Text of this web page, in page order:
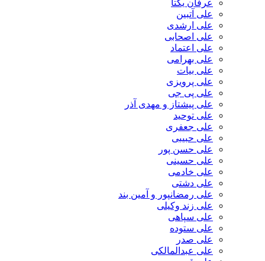
عرفان یکتا
علی آتبین
علی ارشدی
علی اصحابی
علی اعتماد
علی بهرامی
علی بیات
علی پرویزی
علی پی جی
علی پیشتاز و مهدی آذر
علی توحید
علی جعفری
علی حبیبی
علی حسن پور
علی حسینی
علی خادمی
علی دشتی
علی رمضانپور و آمین بند
علی زند وکیلی
علی سپاهی
علی ستوده
علی صدر
علی عبدالمالکی